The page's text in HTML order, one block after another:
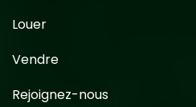
Louer
Vendre
Rejoignez-nous